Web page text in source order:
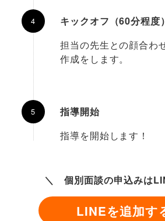
キックオフ（60分程度）
担当の先生との顔合わ
作成をします。
指導開始
指導を開始します！
＼ 個別面談の申込みは
LINEを追加す